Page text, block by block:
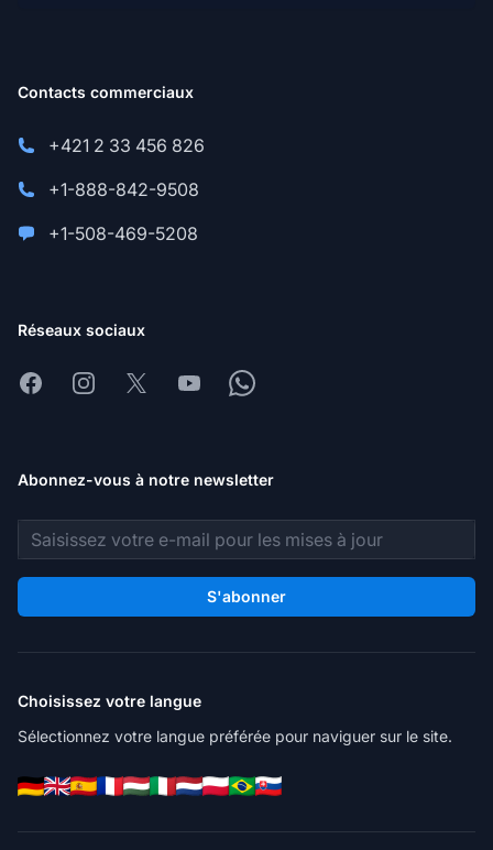
Contacts commerciaux
+421 2 33 456 826
+1-888-842-9508
+1-508-469-5208
Réseaux sociaux
FacebookInstagram
X YoutubeWhatsapp
Abonnez-vous à notre newsletter
Adresse e-mail
S'abonner
Choisissez votre langue
Sélectionnez votre langue préférée pour naviguer sur le site.